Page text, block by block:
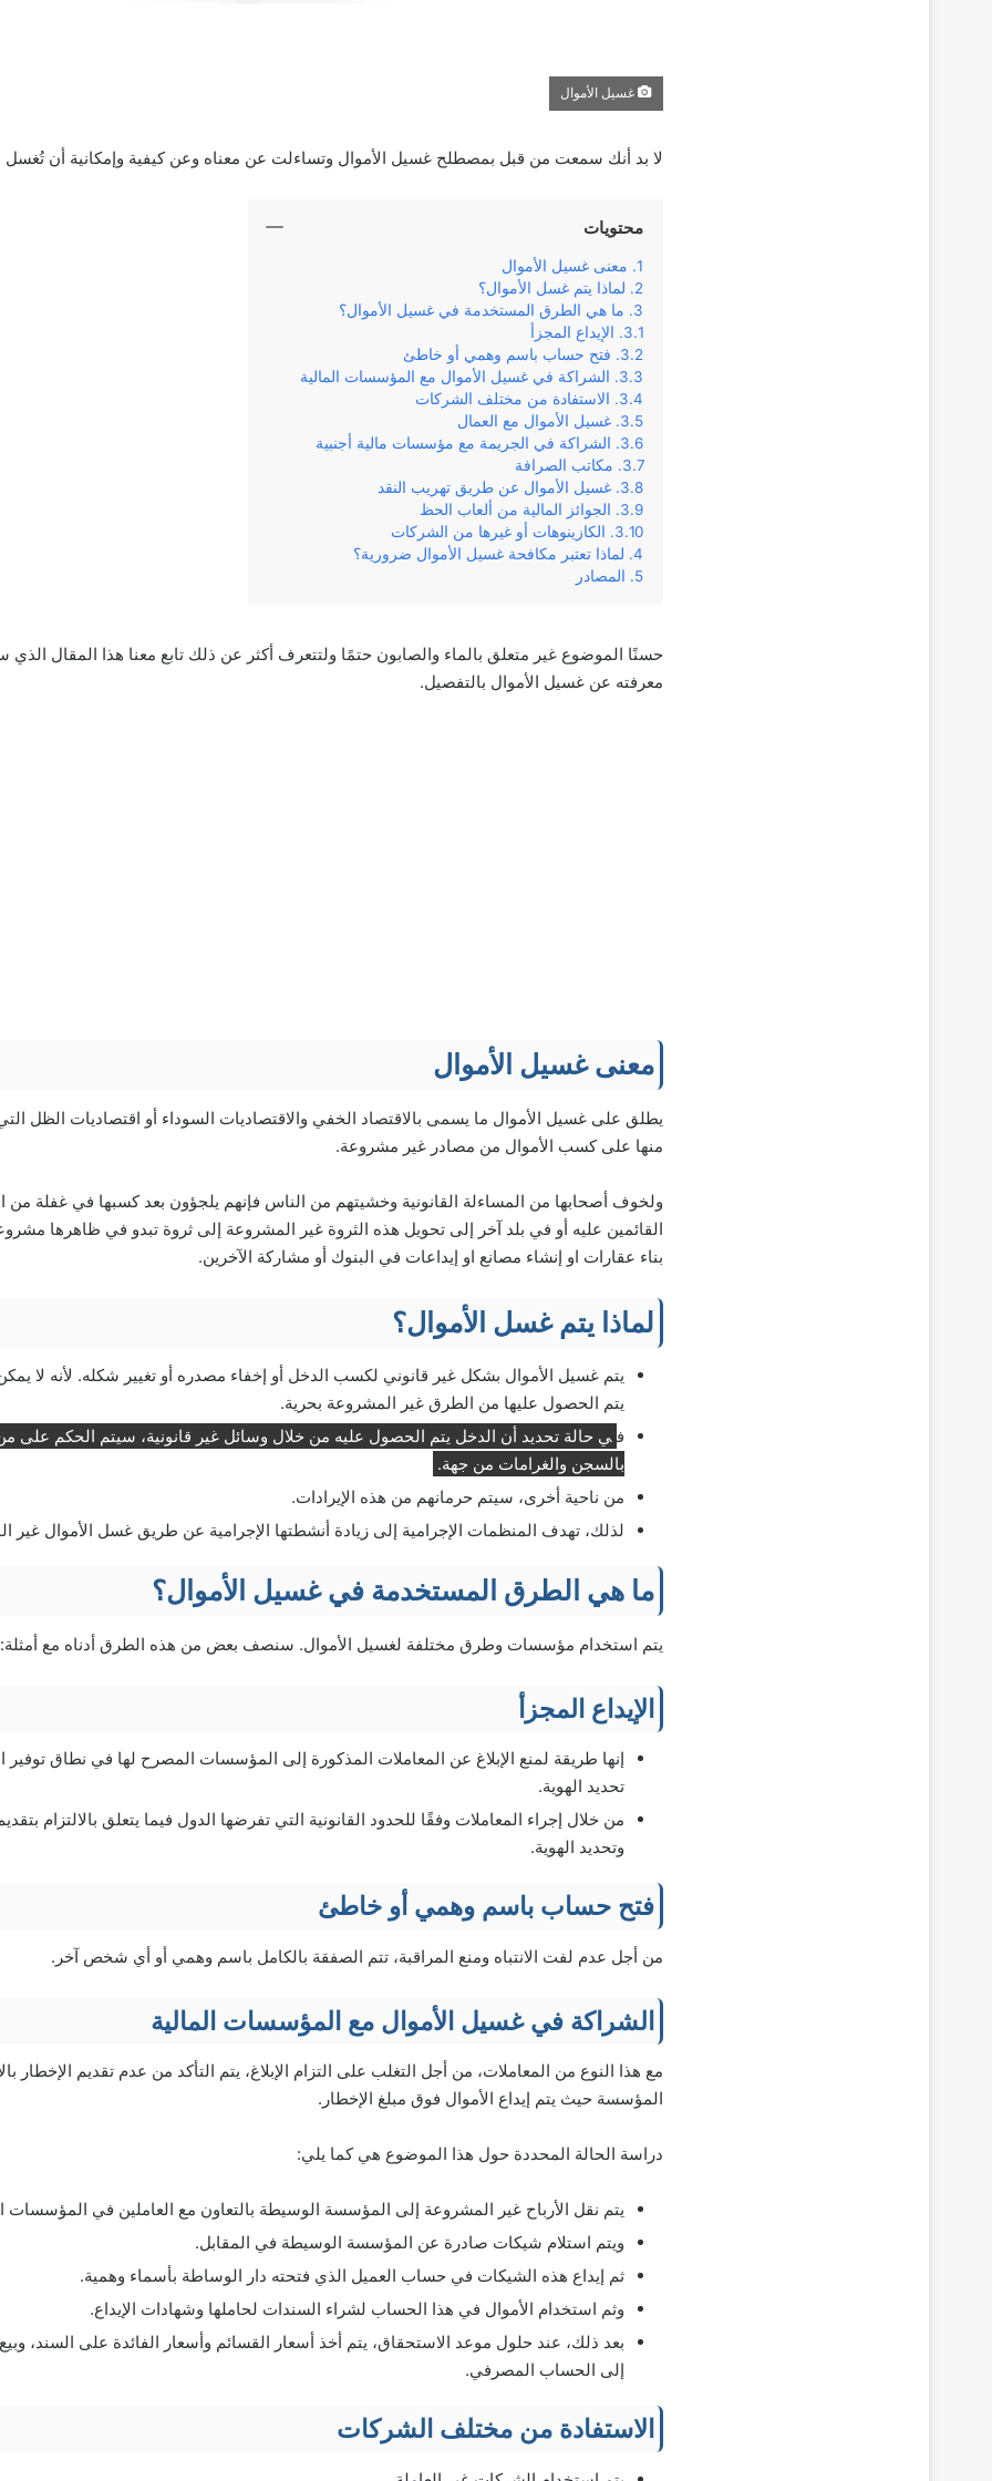
غسيل الأموال
لا بد أنك سمعت من قبل بمصطلح غسيل الأموال وتساءلت عن معناه وعن كيفية وإمكانية أن تُغسل
محتويات
معنى غسيل الأموال
لماذا يتم غسل الأموال؟
ما هي الطرق المستخدمة في غسيل الأموال؟
الإيداع المجزأ
فتح حساب باسم وهمي أو خاطئ
الشراكة في غسيل الأموال مع المؤسسات المالية
الاستفادة من مختلف الشركات
غسيل الأموال مع العمال
الشراكة في الجريمة مع مؤسسات مالية أجنبية
مكاتب الصرافة
غسيل الأموال عن طريق تهريب النقد
الجوائز المالية من ألعاب الحظ
الكازينوهات أو غيرها من الشركات
لماذا تعتبر مكافحة غسيل الأموال ضرورية؟
المصادر
حسنًا الموضوع غير متعلق بالماء والصابون حتمًا ولتتعرف أكثر عن ذلك تابع معنا هذا المقال
معرفته عن غسيل الأموال بالتفصيل.
معنى غسيل الأموال
يطلق على غسيل الأموال ما يسمى بالاقتصاد الخفي والاقتصاديات السوداء أو اقتصاديات الظل
منها على كسب الأموال من مصادر غير مشروعة.
ولخوف أصحابها من المساءلة القانونية وخشيتهم من الناس فإنهم يلجؤون بعد كسبها في غفلة من
القائمين عليه أو في بلد آخر إلى تحويل هذه الثروة غير المشروعة إلى ثروة تبدو في ظاهرها
بناء عقارات او إنشاء مصانع او إيداعات في البنوك أو مشاركة الآخرين.
لماذا يتم غسل الأموال؟
يتم غسيل الأموال بشكل غير قانوني لكسب الدخل أو إخفاء مصدره أو تغيير شكله. لأنه لا
يتم الحصول عليها من الطرق غير المشروعة بحرية.
ف ي حالة تحديد أن الدخل يتم الحصول عليه من خلال وسائل غير قانونية، سيتم الحكم على
بالسجن والغرامات من جهة.
من ناحية أخرى، سيتم حرمانهم من هذه الإيرادات.
لذلك، تهدف المنظمات الإجرامية إلى زيادة أنشطتها الإجرامية عن طريق غسل الأموال غير
ما هي الطرق المستخدمة في غسيل الأموال؟
يتم استخدام مؤسسات وطرق مختلفة لغسيل الأموال. سنصف بعض من هذه الطرق أدناه مع أمثلة:
الإيداع المجزأ
إنها طريقة لمنع الإبلاغ عن المعاملات المذكورة إلى المؤسسات المصرح لها في نطاق توفير
تحديد الهوية.
من خلال إجراء المعاملات وفقًا للحدود القانونية التي تفرضها الدول فيما يتعلق بالالتزام
وتحديد الهوية.
فتح حساب باسم وهمي أو خاطئ
من أجل عدم لفت الانتباه ومنع المراقبة، تتم الصفقة بالكامل باسم وهمي أو أي شخص آخر.
الشراكة في غسيل الأموال مع المؤسسات المالية
مع هذا النوع من المعاملات، من أجل التغلب على التزام الإبلاغ، يتم التأكد من عدم تقديم الإخطار
المؤسسة حيث يتم إيداع الأموال فوق مبلغ الإخطار.
دراسة الحالة المحددة حول هذا الموضوع هي كما يلي:
يتم نقل الأرباح غير المشروعة إلى المؤسسة الوسيطة بالتعاون مع العاملين في المؤسسات
ويتم استلام شيكات صادرة عن المؤسسة الوسيطة في المقابل.
ثم إيداع هذه الشيكات في حساب العميل الذي فتحته دار الوساطة بأسماء وهمية.
وثم استخدام الأموال في هذا الحساب لشراء السندات لحاملها وشهادات الإيداع.
بعد ذلك، عند حلول موعد الاستحقاق، يتم أخذ أسعار القسائم وأسعار الفائدة على السند، وبيع
إلى الحساب المصرفي.
الاستفادة من مختلف الشركات